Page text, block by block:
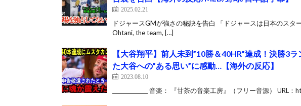
2025.02.21
ドジャースGMが強さの秘訣を告白 「ドジャースは日本のスタ
Ohtani, the team, […]
【大谷翔平】前人未到”10勝＆40HR”達成！決勝3
た大谷への”ある思い”に感動…【海外の反応】
2023.08.10
______________ 音楽： 『甘茶の音楽工房』（フリー音源）